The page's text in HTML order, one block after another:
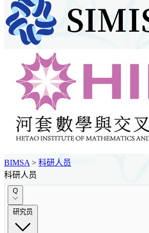
BIMSA > 科研人员
科研人员
Q
研究员